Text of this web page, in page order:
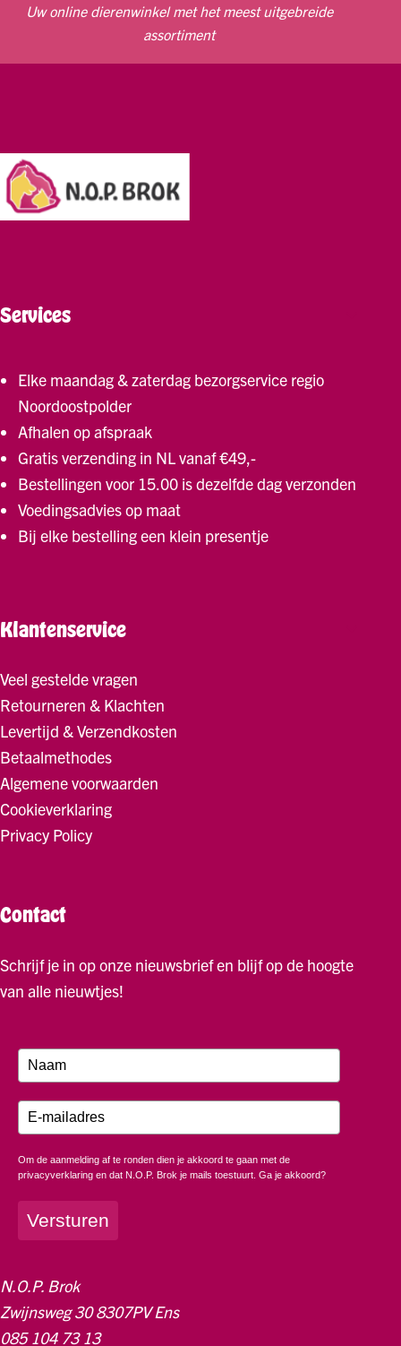
Uw online dierenwinkel met het meest uitgebreide
assortiment
Services
Elke maandag & zaterdag bezorgservice regio
Noordoostpolder
Afhalen op afspraak
Gratis verzending in NL vanaf €49,-
Bestellingen voor 15.00 is dezelfde dag verzonden
Voedingsadvies op maat
Bij elke bestelling een klein presentje
Klantenservice
Veel gestelde vragen
Retourneren & Klachten
Levertijd & Verzendkosten
Betaalmethodes
Algemene voorwaarden
Cookieverklaring
Privacy Policy
Contact
Schrijf je in op onze nieuwsbrief en blijf op de hoogte
van alle nieuwtjes!
Om de aanmelding af te ronden dien je akkoord te gaan met de
privacyverklaring en dat N.O.P. Brok je mails toestuurt. Ga je akkoord?
Versturen
N.O.P. Brok
Zwijnsweg 30 8307PV Ens
085 104 73 13